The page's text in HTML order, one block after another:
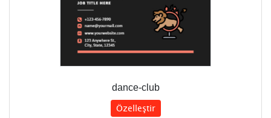
dance-club
Özelleştir